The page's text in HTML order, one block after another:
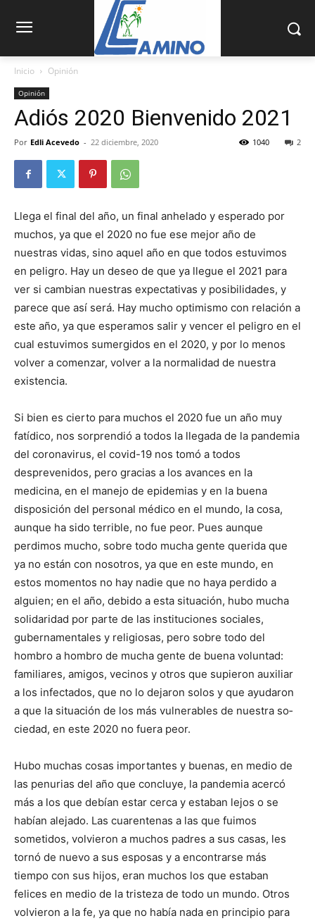
Inicio Opinión
Opinión
Adiós 2020 Bienvenido 2021
Por Edli Acevedo - 22 diciembre, 2020 2
1040
Llega el final del año, un final anhelado y esperado por
muchos, ya que el 2020 no fue ese mejor año de
nuestras vidas, sino aquel año en que todos estuvimos
en peligro. Hay un deseo de que ya llegue el 2021 para
ver si cambian nuestras expectativas y posibilidades, y
parece que así será. Hay mucho optimismo con rela­ción a
este año, ya que espe­ramos salir y vencer el peligro en el
cual estuvimos sumergidos en el 2020, y por lo menos
volver a comenzar, volver a la normalidad de nuestra
existencia.
Si bien es cierto para muchos el 2020 fue un año muy
fatídico, nos sorprendió a todos la llegada de la pandemia
del coronavirus, el covid-19 nos tomó a todos
desprevenidos, pero gracias a los avances en la
medicina, en el manejo de epidemias y en la buena
disposición del personal médico en el mun­do, la cosa,
aunque ha sido terrible, no fue peor. Pues aunque
perdimos mucho, sobre todo mucha gente querida que
ya no están con nosotros, ya que en este mundo, en
estos momentos no hay nadie que no haya perdido a
alguien; en el año, debido a esta situación, hubo mucha
solidaridad por parte de las instituciones sociales,
gubernamentales y religio­sas, pero sobre todo del
hombro a hombro de mucha gente de buena voluntad:
familiares, amigos, vecinos y otros que supieron auxiliar
a los infectados, que no lo de­jaron solos y que ayudaron
a que la situación de los más vulnerables de nuestra so­
ciedad, en este 2020 no fuera peor.
Hubo muchas cosas im­portantes y buenas, en medio de
las penurias del año que concluye, la pandemia acercó
más a los que debían estar cerca y estaban lejos o se
habían alejado. Las cuarentenas a las que fuimos
sometidos, volvieron a muchos padres a sus casas, les
tornó de nuevo a sus esposas y a encontrarse más
tiempo con sus hijos, eran muchos los que estaban
felices en medio de la tristeza de todo un mundo. Otros
volvieron a la fe, ya que no había nada en principio para